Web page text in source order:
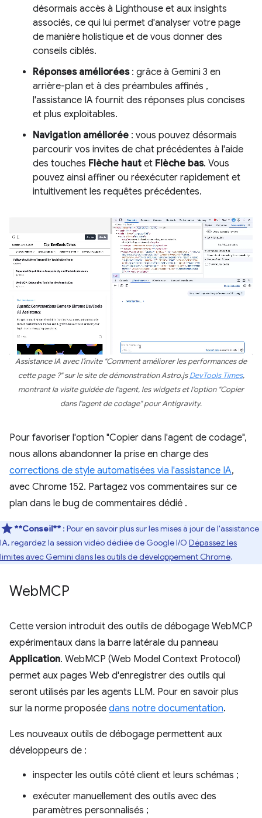
désormais accès à Lighthouse et aux insights
associés, ce qui lui permet d'analyser votre page
de manière holistique et de vous donner des
conseils ciblés.
Réponses améliorées: grâce à Gemini 3 en
arrière-plan et à des préambules affinés ,
l'assistance IA fournit des réponses plus concises
et plus exploitables.
Navigation améliorée : vous pouvez désormais
parcourir vos invites de chat précédentes à l'aide
des touches Flèche haut et Flèche bas. Vous
pouvez ainsi affiner ou réexécuter rapidement et
intuitivement les requêtes précédentes.
Assistance IA avec l'invite "Comment améliorer les performances de
cette page ?" sur le site de démonstration Astro.jsDevTools Times,
montrant la visite guidée de l'agent, les widgets et l'option "Copier
dans l'agent de codage" pour Antigravity.
Pour favoriser l'option "Copier dans l'agent de codage",
nous allons abandonner la prise en charge des
corrections de style automatisées via l'assistance IA,
avec Chrome 152. Partagez vos commentaires sur ce
plan dans le bug de commentaires dédié .
**Conseil** : Pour en savoir plus sur les mises à jour de l'assistance
IA, regardez la session vidéo dédiée de Google I/O Dépassez les
limites avec Gemini dans les outils de développement Chrome.
WebMCP
Cette version introduit des outils de débogage WebMCP
expérimentaux dans la barre latérale du panneau
Application. WebMCP (Web Model Context Protocol)
permet aux pages Web d'enregistrer des outils qui
seront utilisés par les agents LLM. Pour en savoir plus
sur la norme proposée dans notre documentation.
Les nouveaux outils de débogage permettent aux
développeurs de :
inspecter les outils côté client et leurs schémas ;
exécuter manuellement des outils avec des
paramètres personnalisés ;